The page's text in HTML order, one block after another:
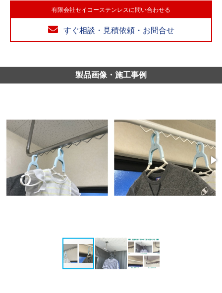
有限会社セイコーステンレスに問い合わせる
すぐ相談・見積依頼・お問合せ
製品画像・施工事例